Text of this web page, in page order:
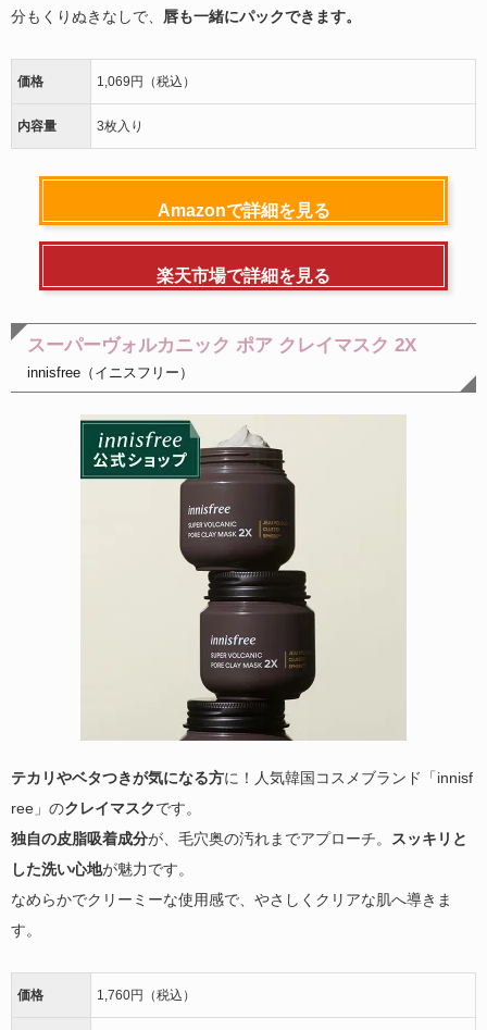
分もくりぬきなしで、 唇も一緒にパックできます。
価格 1,069円（税込）
内容量 3枚入り
Amazonで詳細を見る
楽天市場で詳細を見る
スーパーヴォルカニック ポア クレイマスク 2X
innisfree（イニスフリー）
テカリやベタつきが気になる方に！人気韓国コスメブランド「innisf
ree」のクレイマスクです。
独自の皮脂吸着成分が、毛穴奥の汚れまでアプローチ。
スッキリと
した洗い心地が魅力です。
なめらかでクリーミーな使用感で、やさしくクリアな肌へ導きま
す。
価格 1,760円（税込）